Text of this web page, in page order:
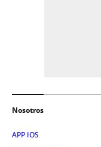
Nosotros
APP IOS